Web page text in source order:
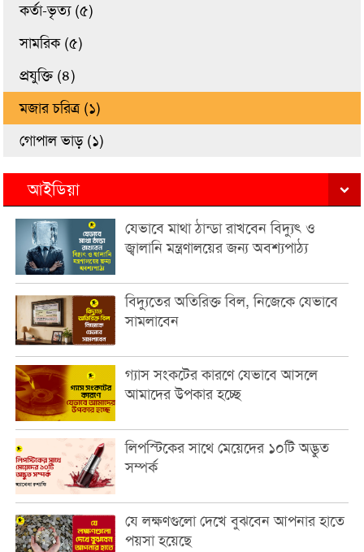
কর্তা-ভৃত্য (৫)
সামরিক (৫)
প্রযুক্তি (৪)
মজার চরিত্র (১)
গোপাল ভাড় (১)
আইডিয়া
যেভাবে মাথা ঠান্ডা রাখবেন বিদ্যুৎ ও
জ্বালানি মন্ত্রণালয়ের জন্য অবশ্যপাঠ্য
বিদ্যুতের অতিরিক্ত বিল, নিজেকে যেভাবে
সামলাবেন
গ্যাস সংকটের কারণে যেভাবে আসলে
আমাদের উপকার হচ্ছে
লিপস্টিকের সাথে মেয়েদের ১০টি অদ্ভুত
সম্পর্ক
যে লক্ষণগুলো দেখে বুঝবেন আপনার হাতে
পয়সা হয়েছে